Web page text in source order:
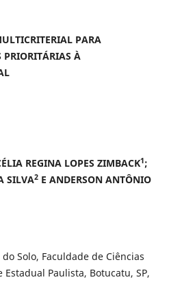
PARA
PRIORITÁRIAS À
REGINA LOPES ZIMBACK1;
SILVA2E ANDERSON ANTÔNIO
Solo, Faculdade de Ciências
Paulista, Botucatu, SP,